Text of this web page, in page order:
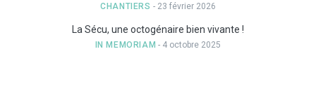
CHANTIERS - 23 février 2026
La Sécu, une octogénaire bien vivante !
IN MEMORIAM - 4 octobre 2025